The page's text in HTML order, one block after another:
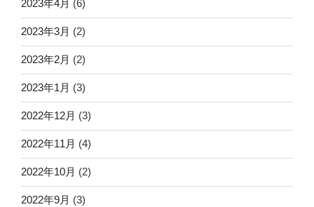
2023年4月 (6)
2023年3月 (2)
2023年2月 (2)
2023年1月 (3)
2022年12月 (3)
2022年11月 (4)
2022年10月 (2)
2022年9月 (3)